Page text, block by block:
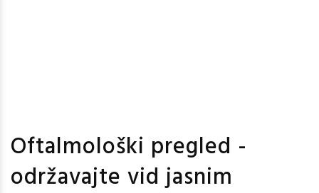
Oftalmološki pregled -
održavajte vid jasnim